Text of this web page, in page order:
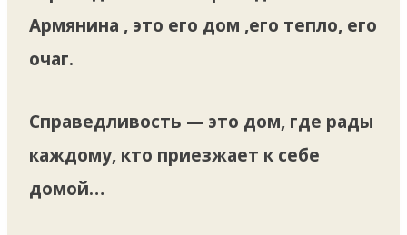
Армянина , это его дом ,его тепло, его
очаг.
Справедливость — это дом, где рады
каждому, кто приезжает к себе
домой…